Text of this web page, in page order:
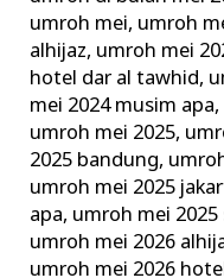
umroh mei, umroh
alhijaz, umroh mei
hotel dar al tawhid,
mei 2024 musim apa,
umroh mei 2025,
2025 bandung,
umroh mei 2025
apa, umroh mei 2025
umroh mei 2026
umroh mei 2026